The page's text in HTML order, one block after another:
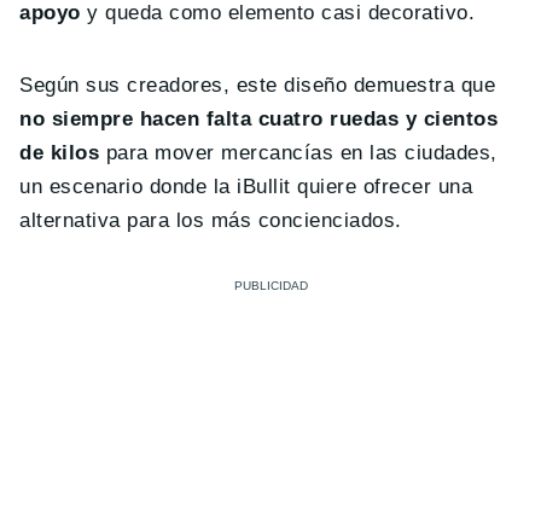
apoyo y queda como elemento casi decorativo.
Según sus creadores, este diseño demuestra que
no siempre hacen falta cuatro ruedas y cientos
de kilos para mover mercancías en las ciudades,
un escenario donde la iBullit quiere ofrecer una
alternativa para los más concienciados.